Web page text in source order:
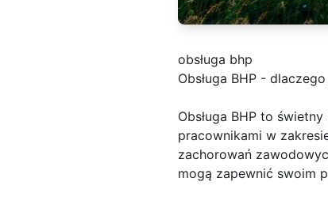
obsługa bhp
Obsługa BHP -
Obsługa BHP to
pracownikami w
zachorowań
mogą zapewnić swoim